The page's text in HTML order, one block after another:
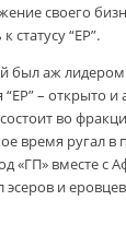
своего
статусу “ЕР”.
был аж лидером
– открыто и
во
время ругал в
«ГП» вместе с
и